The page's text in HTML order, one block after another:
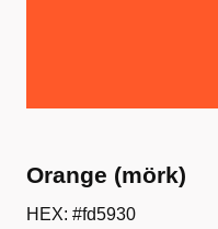
Orange (mörk)
HEX: #fd5930